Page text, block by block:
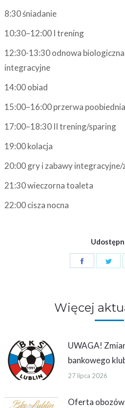
8:30 śniadanie
10:30–12:00 I trening
12:30-13:30 odnowa
integracyjne
14:00 obiad
15:00–16:00 przerwa
17:00–18:30 II trening/sparing
19:00 kolacja
20:00 gry i zabawy integracyjne/
21:30 wieczorna toaleta
22:00 cisza nocna
Więcej
UWAGA!
bankowego
27 lipca 2026
Oferta